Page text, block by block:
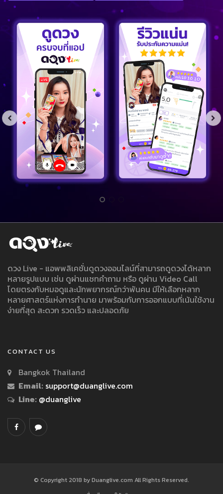
ดวง Live - แอพพลิเคชั่นดูดวงออนไลน์ที่สามารถดูดวงได้หลาก
หลายรูปแบบ เช่น ดูผ่านแชทคำถาม หรือ ดูผ่าน Video Call
โดยตรงกับหมอดูและนักพยากรณ์กว่าพันคน มีให้เลือกหลาก
หลายศาสตร์แห่งการทำนาย มาพร้อมกับการออกแบบที่เน้นใช้งาน
ง่ายที่สุด สะดวก รวดเร็ว และปลอดภัย
CONTACT US
Bangkok Thailand
Email: support@duanglive.com
Line: @duanglive
© Copyright 2018 by Duanglive.com All Rights Reserved.